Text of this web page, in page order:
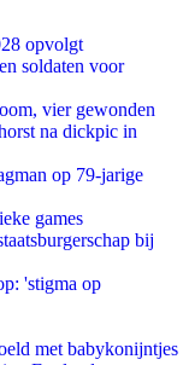
opvolgt
soldaten voor
vier gewonden
na dickpic in
op 79-jarige
games
bij
'stigma op
met babykonijntjes